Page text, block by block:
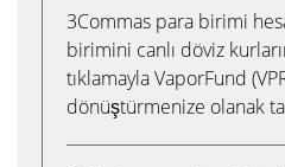
3Commas para birimi
birimini canlı döviz
tıklamayla VaporFund
dönüştürmenize olanak